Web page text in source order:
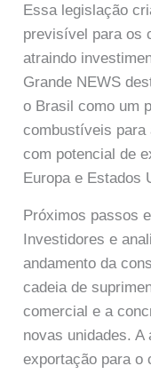
Essa legislação
previsível para os
atraindo
Grande NEWS
o Brasil como um
combustíveis para
com potencial de
Europa e Estados
Próximos passos
Investidores e
andamento da
cadeia de
comercial e a
novas unidades.
exportação para o